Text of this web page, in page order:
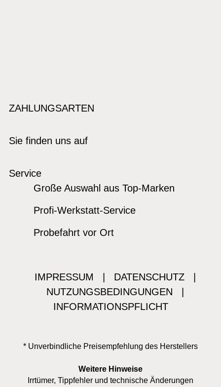
ZAHLUNGSARTEN
Sie finden uns auf
Service
Große Auswahl aus Top-Marken
Profi-Werkstatt-Service
Probefahrt vor Ort
IMPRESSUM DATENSCHUTZ
NUTZUNGSBEDINGUNGEN
INFORMATIONSPFLICHT
* Unverbindliche Preisempfehlung des Herstellers
Weitere Hinweise
Irrtümer, Tippfehler und technische Änderungen